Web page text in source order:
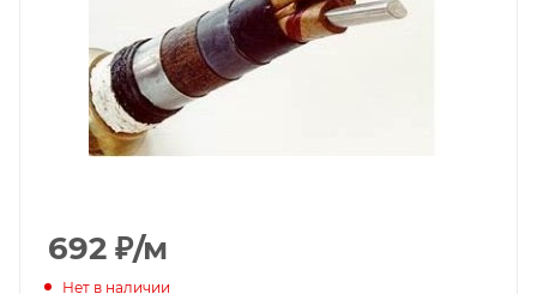
692 ₽/м
Нет в наличии